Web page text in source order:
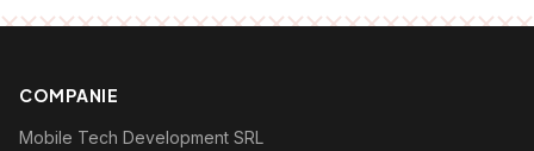
COMPANIE
Mobile Tech Development SRL